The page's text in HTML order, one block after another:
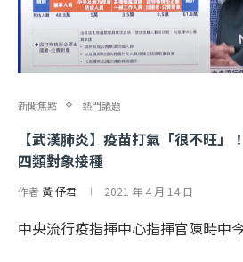
新聞焦點 熱門議題
【武漢肺炎】疫苗打氣「很不旺」
四類對象接種
作者 黃 伃君 2021 年 4 月 14 日
中央流行疫指揮中心指揮官陳時中